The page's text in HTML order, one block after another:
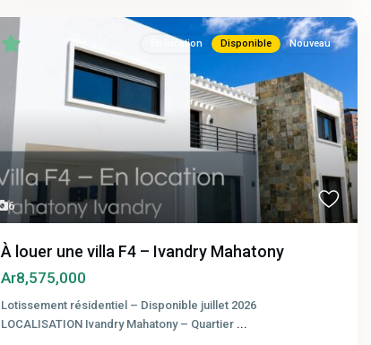
6
En location Disponible Nouveau
À louer une villa F4 – Ivandry Mahatony
Ar8,575,000
Lotissement résidentiel – Disponible juillet 2026
LOCALISATION Ivandry Mahatony – Quartier ...